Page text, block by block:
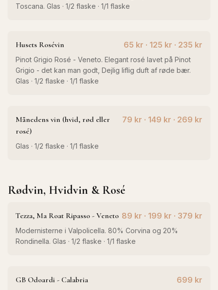
Toscana. Glas · 1/2 flaske · 1/1 flaske
Husets Rosévin 65 kr · 125 kr · 235 kr
Pinot Grigio Rosé - Veneto. Elegant rosé lavet på Pinot
Grigio - det kan man godt, Dejlig liflig duft af røde bær.
Glas · 1/2 flaske · 1/1 flaske
Månedens vin (hvid, rød eller
rosé)
79 kr · 149 kr · 269 kr
Glas · 1/2 flaske · 1/1 flaske
Rødvin, Hvidvin & Rosé
Tezza, Ma Roat Ripasso - Veneto 89 kr · 199 kr · 379 kr
Modernisterne i Valpolicella. 80% Corvina og 20%
Rondinella. Glas · 1/2 flaske · 1/1 flaske
GB Odoardi - Calabria 699 kr